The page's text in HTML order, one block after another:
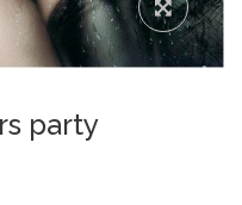
party